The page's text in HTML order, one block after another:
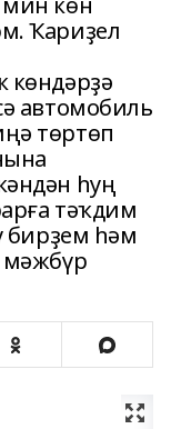
Ҡариҙел
көндәрҙә
автомобиль
төртөп
һуң
тәҡдим
бирҙем һәм
мәжбүр